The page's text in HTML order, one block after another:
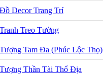
Đồ Decor Trang Trí
Tranh Treo Tường
Tượng Tam Đa (Phúc Lộc Thọ)
Tượng Thần Tài Thổ Địa